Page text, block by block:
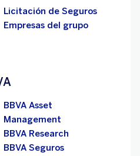
Licitación de Seguros
Empresas del grupo
BBVA Asset
Management
BBVA Research
BBVA Seguros